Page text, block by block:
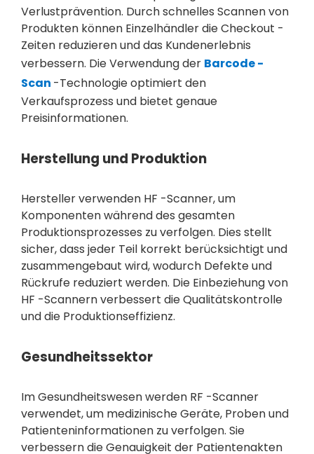
Verlustprävention. Durch schnelles Scannen von
Produkten können Einzelhändler die Checkout -
Zeiten reduzieren und das Kundenerlebnis
verbessern. Die Verwendung der Barcode -
Scan -Technologie optimiert den
Verkaufsprozess und bietet genaue
Preisinformationen.
Herstellung und Produktion
Hersteller verwenden HF -Scanner, um
Komponenten während des gesamten
Produktionsprozesses zu verfolgen. Dies stellt
sicher, dass jeder Teil korrekt berücksichtigt und
zusammengebaut wird, wodurch Defekte und
Rückrufe reduziert werden. Die Einbeziehung von
HF -Scannern verbessert die Qualitätskontrolle
und die Produktionseffizienz.
Gesundheitssektor
Im Gesundheitswesen werden RF -Scanner
verwendet, um medizinische Geräte, Proben und
Patienteninformationen zu verfolgen. Sie
verbessern die Genauigkeit der Patientenakten